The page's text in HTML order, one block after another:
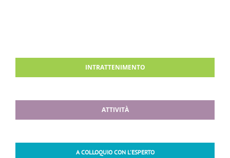
INTRATTENIMENTO
ATTIVITÀ
A COLLOQUIO CON L'ESPERTO